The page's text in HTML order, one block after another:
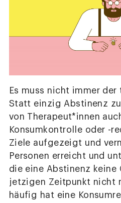
Es muss nicht immer
Statt einzig Abstinenz
von Therapeut*innen
Konsumkontrolle oder -
Ziele aufgezeigt und
Personen erreicht und
die eine Abstinenz keine
jetzigen Zeitpunkt nicht
häufig hat eine